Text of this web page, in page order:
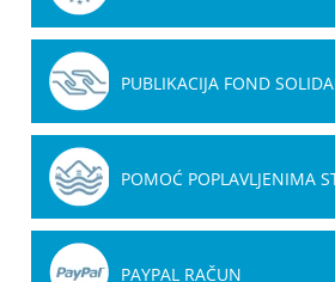
PUBLIKACIJA FOND
POMOĆ POPLAVLJENIMA
PAYPAL RAČUN